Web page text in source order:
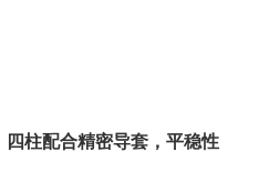
柱配合精密导套，平稳性